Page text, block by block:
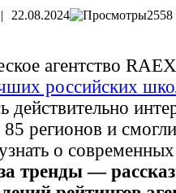
| 22.08.2024 2558
агентство
российских
действительно
регионов и
о
тренды —